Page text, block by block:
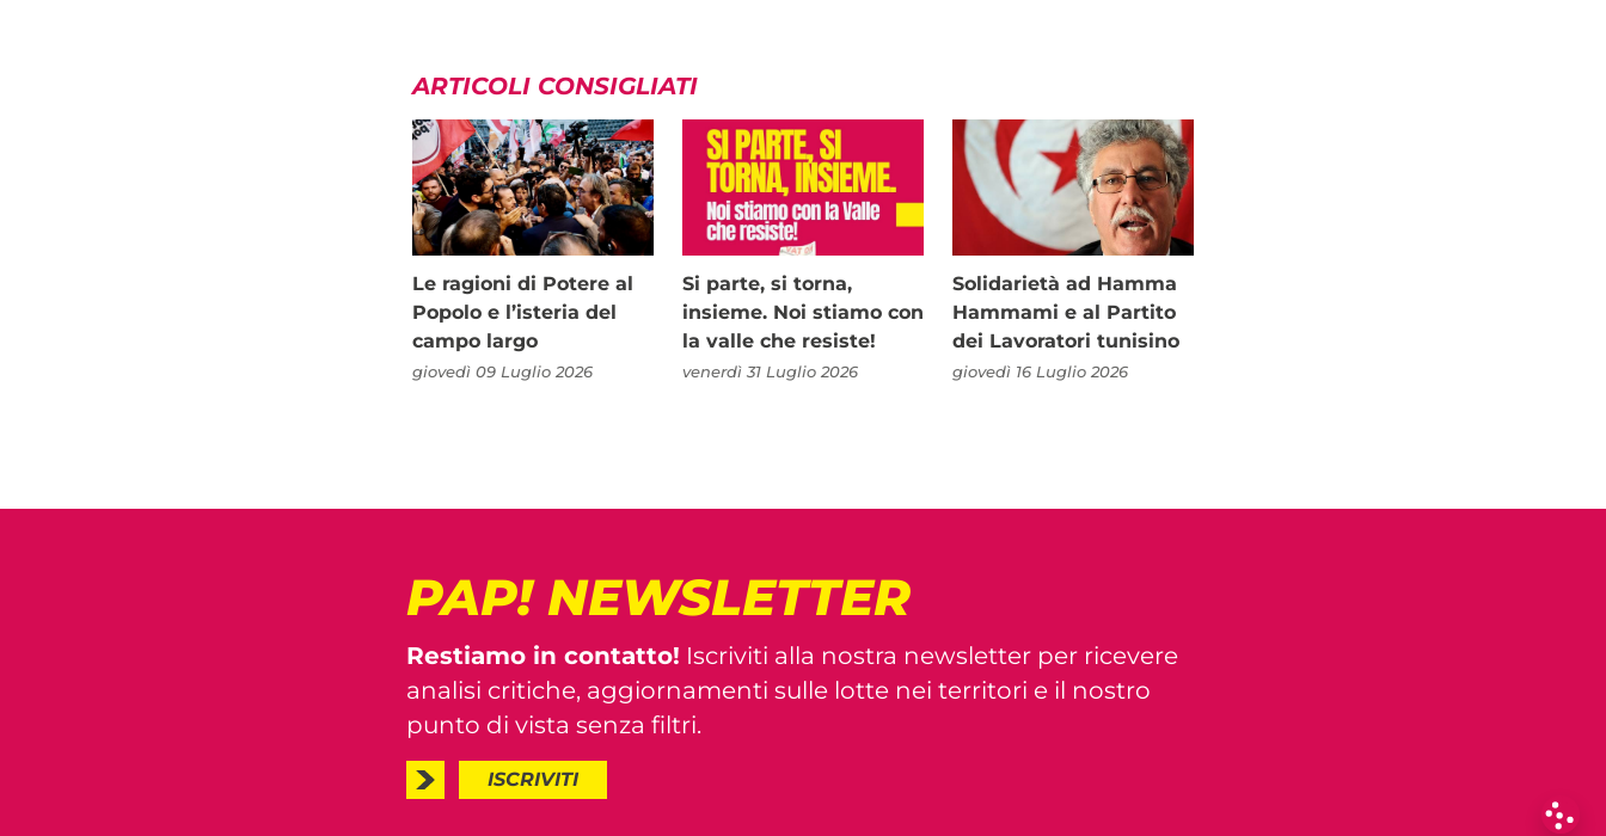
ARTICOLI CONSIGLIATI
Le ragioni di Potere al
Popolo e l’isteria del
campo largo
giovedì 09 Luglio 2026
Si parte, si torna,
insieme. Noi stiamo con
la valle che resiste!
venerdì 31 Luglio 2026
Solidarietà ad Hamma
Hammami e al Partito
dei Lavoratori tunisino
giovedì 16 Luglio 2026
PAP! NEWSLETTER
Restiamo in contatto! Iscriviti alla nostra newsletter per ricevere
analisi critiche, aggiornamenti sulle lotte nei territori e il nostro
punto di vista senza filtri.
ISCRIVITI